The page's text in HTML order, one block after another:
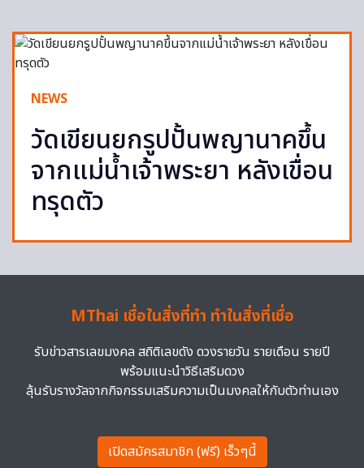
NEWS
วัดเขียนยกรูปปั้นพญานาคขึ้น
จากแม่น้ำเจ้าพระยา หลังเขื่อน
ทรุดตัว
MThai เชื่อในสิ่งที่ทำ ทำในสิ่งที่เชื่อ
รับข่าวสารเลขมงคล สถิติเลขดัง ดวงรายวัน รายเดือน รายปี
พร้อมแนะนำวิธีเสริมดวง
ลุ้นรับรางวัลจากกิจกรรมเสริมความเป็นมงคลให้กับตัวท่านเอง
เปิดสมัครสมาชิก (ฟรี) เร็วๆนี้